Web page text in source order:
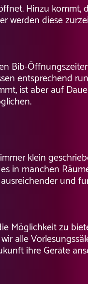
Hinzu kommt,
werden diese
Bib-
entsprechend
ist aber auf
klein
in manchen
und
Möglichkeit zu
alle
ihre Geräte